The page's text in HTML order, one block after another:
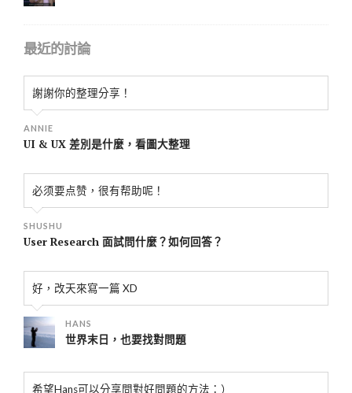
最近的討論
謝謝你的整理分享！
ANNIE
UI & UX 差別是什麼，看圖大整理
必须要点赞，很有帮助呢！
SHUSHU
User Research 面試問什麼？如何回答？
好，改天來寫一篇 XD
HANS
世界末日，也要找對問題
希望Hans可以分享問對好問題的方法：）